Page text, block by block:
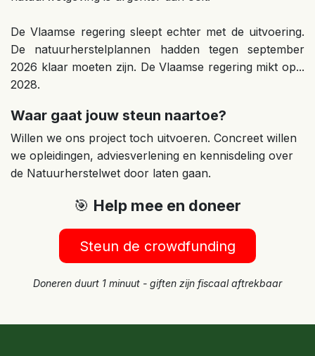
De Vlaamse regering sleept echter met de uitvoering.
De natuurherstelplannen hadden tegen september
2026 klaar moeten zijn. De Vlaamse regering mikt op...
2028.
Waar gaat jouw steun naartoe?
Willen we ons project toch uitvoeren. Concreet willen
we opleidingen, adviesverlening en kennisdeling over
de Natuurherstelwet door laten gaan.
🎯 Help mee en doneer
Steun de crowdfunding
Doneren duurt 1 minuut - giften zijn fiscaal aftrekbaar